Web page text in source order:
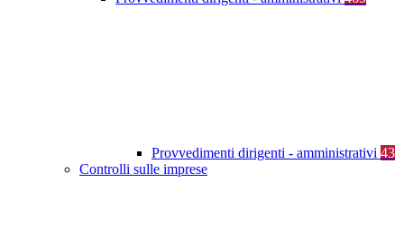
Provvedimenti dirigenti - amministrativi 43
Controlli sulle imprese